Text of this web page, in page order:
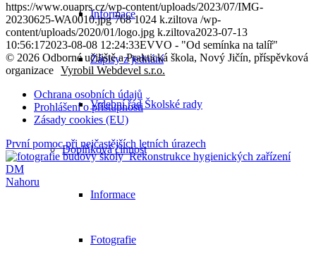
Informace
Zápisy z jednání
Volební řád Školské rady
Doplňková činnost
Informace
Fotografie
https://www.ouaprs.cz/wp-content/uploads/2023/07/IMG-
20230625-WA0010.jpg 768 1024 k.ziltova /wp-
content/uploads/2020/01/logo.jpg k.ziltova2023-07-13
10:56:172023-08-08 12:24:33EVVO - "Od semínka na talíř"
© 2026 Odborné učiliště a Praktická škola, Nový Jičín, příspěvková
organizace Vyrobil Webdevel s.r.o.
Ochrana osobních údajů
Prohlášení o přístupnosti
Zásady cookies (EU)
První pomoc při nejčastějších letních úrazech
Rekonstrukce hygienických zařízení
DM
Nahoru